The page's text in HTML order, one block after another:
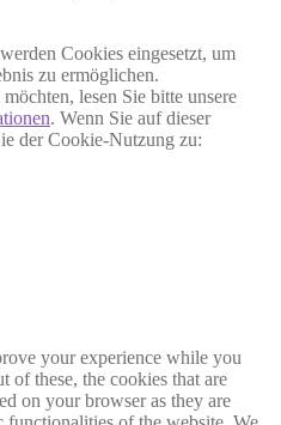
Cookies eingesetzt, um
zu ermöglichen.
lesen Sie bitte unsere
. Wenn Sie auf dieser
der Cookie-Nutzung zu:
your experience while you
of these, the cookies that are
on your browser as they are